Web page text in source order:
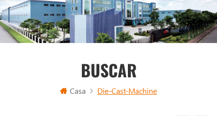
BUSCAR
Casa Die-Cast-Machine